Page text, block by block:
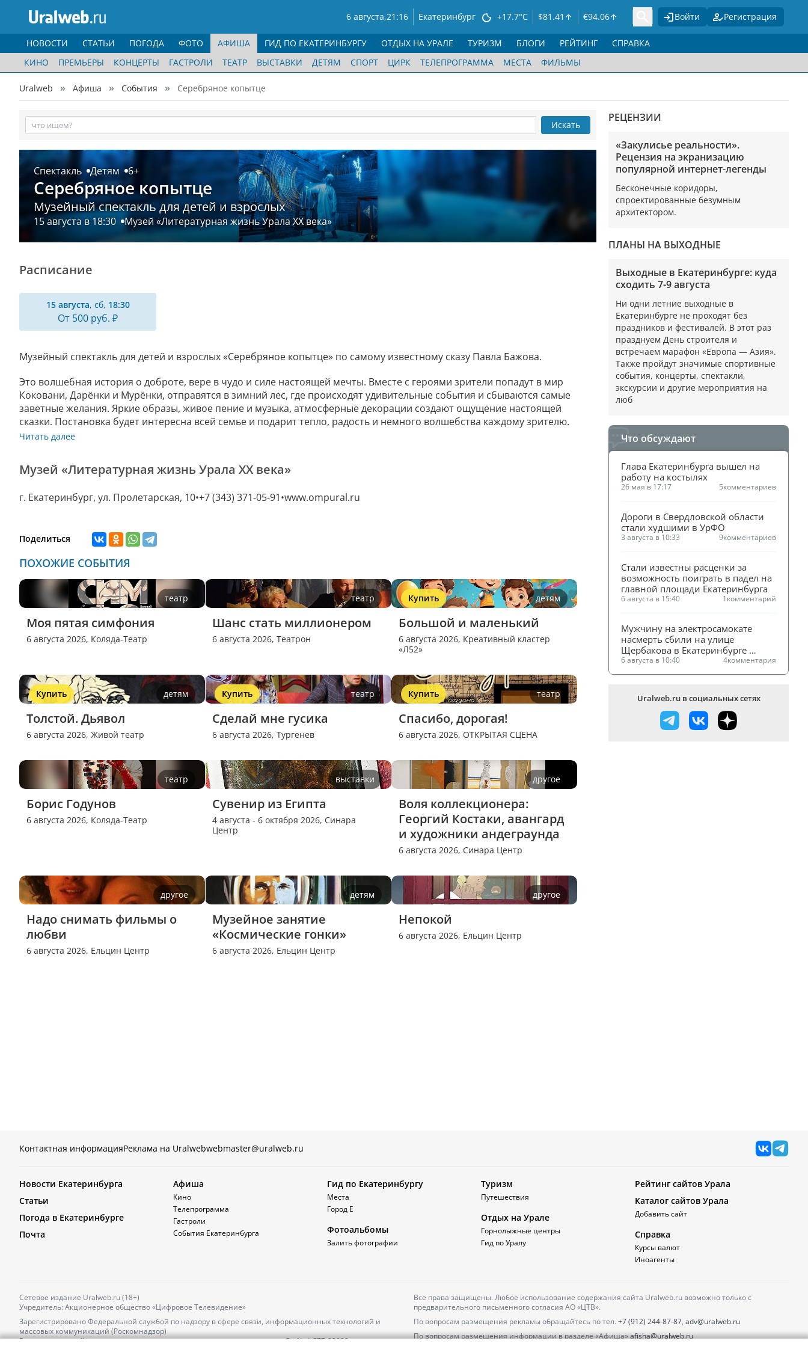
6 августа,21:16 Екатеринбург +17.7°C $81.41 €94.06 Войти Регистрация
НОВОСТИ СТАТЬИ ПОГОДА ФОТО
АФИША
КИНО
ПРЕМЬЕРЫ КОНЦЕРТЫ ГАСТРОЛИ ТЕАТР ВЫСТАВКИ ДЕТЯМ СПОРТ ЦИРК ТЕЛЕПРОГРАММА МЕСТА ФИЛЬМЫ
ГИД ПО ЕКАТЕРИНБУРГУ ОТДЫХ НА УРАЛЕ ТУРИЗМ БЛОГИ РЕЙТИНГ СПРАВКА
Uralweb Афиша События Серебряное копытце
Искать
Спектакль Детям 6+
Серебряное копытце
Музейный спектакль для детей и взрослых
15 августа в 18:30 Музей «Литературная жизнь Урала XX века»
Расписание
15 августа, сб, 18:30
От 500 руб. ₽
Музейный спектакль для детей и взрослых «Серебряное копытце» по самому известному сказу Павла Бажова.
Это волшебная история о доброте, вере в чудо и силе настоящей мечты. Вместе с героями зрители попадут в мир
Коковани, Дарёнки и Мурёнки, отправятся в зимний лес, где происходят удивительные события и сбываются самые
заветные желания. Яркие образы, живое пение и музыка, атмосферные декорации создают ощущение настоящей
сказки. Постановка будет интересна всей семье и подарит тепло, радость и немного волшебства каждому зрителю.
Читать далее
Музей «Литературная жизнь Урала XX века»
г. Екатеринбург, ул. Пролетарская, 10 +7 (343) 371-05-91 www.ompural.ru
Поделиться
ПОХОЖИЕ СОБЫТИЯ
театр
Моя пятая симфония
6 августа 2026, Коляда-Театр
театр
Шанс стать миллионером
6 августа 2026,Театрон
Купить детям
Большой и маленький
6 августа 2026, Креативный кластер
«Л52»
Купить детям
Толстой. Дьявол
6 августа 2026, Живой театр
Купить театр
Сделай мне гусика
6 августа 2026,Тургенев
Купить театр
Спасибо, дорогая!
6 августа 2026, ОТКРЫТАЯ СЦЕНА
театр
Борис Годунов
6 августа 2026, Коляда-Театр
выставки
Сувенир из Египта
4 августа - 6 октября 2026, Синара
Центр
другое
Воля коллекционера:
Георгий Костаки, авангард
и художники андеграунда
6 августа 2026, Синара Центр
другое
Надо снимать фильмы о
любви
6 августа 2026, Ельцин Центр
детям
Музейное занятие
«Космические гонки»
6 августа 2026, Ельцин Центр
другое
Непокой
6 августа 2026, Ельцин Центр
РЕЦЕНЗИИ
«Закулисье реальности».
Рецензия на экранизацию
популярной интернет-легенды
Бесконечные коридоры,
спроектированные безумным
архитектором.
ПЛАНЫ НА ВЫХОДНЫЕ
Выходные в Екатеринбурге: куда
сходить 7-9 августа
Ни одни летние выходные в
Екатеринбурге не проходят без
праздников и фестивалей. В этот раз
празднуем День строителя и
встречаем марафон «Европа — Азия».
Также пройдут значимые спортивные
события, концерты, спектакли,
экскурсии и другие мероприятия на
люб
Что обсуждают
Глава Екатеринбурга вышел на
работу на костылях
26 мая в 17:17 5комментариев
Дороги в Свердловской области
стали худшими в УрФО
3 августа в 10:33 9комментариев
Стали известны расценки за
возможность поиграть в падел на
главной площади Екатеринбурга
6 августа в 15:40 1комментарий
Мужчину на электросамокате
насмерть сбили на улице
Щербакова в Екатеринбурге
(ФОТО)
6 августа в 10:40 4комментария
Uralweb.ru в социальных сетях
Контактная информацияРеклама на Uralwebwebmaster@uralweb.ru
Новости Екатеринбурга
Статьи
Погода в Екатеринбурге
Почта
Афиша
Кино
Телепрограмма
Гастроли
События Екатеринбурга
Гид по Екатеринбургу
Места
Город Е
Фотоальбомы
Залить фотографии
Туризм
Путешествия
Отдых на Урале
Горнолыжные центры
Гид по Уралу
Рейтинг сайтов Урала
Каталог сайтов Урала
Добавить сайт
Справка
Курсы валют
Иноагенты
Сетевое издание Uralweb.ru (18+)
Учредитель: Акционерное общество «Цифровое Телевидение»
Зарегистрировано Федеральной службой по надзору в сфере связи, информационных технологий и
массовых коммуникаций (Роскомнадзор)
Регистрационный номер и дата принятия решения о регистрации: серияЭл № ФС77-82000
Все права защищены. Любое использование содержания сайта Uralweb.ru возможно только с
предварительного письменного согласия АО «ЦТВ».
По вопросам размещения рекламы обращайтесь по тел. +7 (912) 244-87-87, adv@uralweb.ru
По вопросам размещения информации в разделе «Афиша»afisha@uralweb.ru